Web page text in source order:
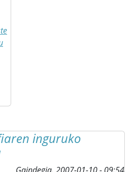
inguruko